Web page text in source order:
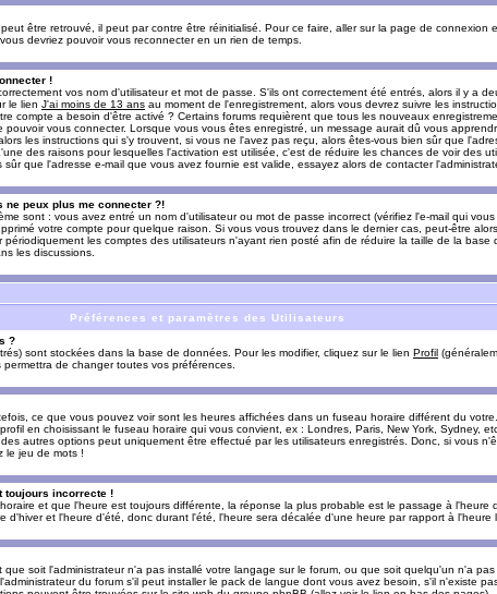
être retrouvé, il peut par contre être réinitialisé. Pour ce faire, aller sur la page de connexion
devriez pouvoir vous reconnecter en un rien de temps.
!
vos nom d'utilisateur et mot de passe. S'ils ont correctement été entrés, alors il y a
le lien J'ai moins de 13 ans au moment de l'enregistrement, alors vous devrez suivre les
compte a besoin d'être activé ? Certains forums requièrent que tous les nouveaux
pouvoir vous connecter. Lorsque vous vous êtes enregistré, un message aurait dû vous
les instructions qui s'y trouvent, si vous ne l'avez pas reçu, alors êtes-vous bien sûr que
des raisons pour lesquelles l'activation est utilisée, c'est de réduire les chances de voir des
que l'adresse e-mail que vous avez fournie est valide, essayez alors de contacter
peux plus me connecter ?!
sont : vous avez entré un nom d'utilisateur ou mot de passe incorrect (vérifiez l'e-mail qui
votre compte pour quelque raison. Si vous vous trouvez dans le dernier cas, peut-être
les comptes des utilisateurs n'ayant rien posté afin de réduire la taille de la base
les discussions.
Préférences et paramètres des Utilisateurs
?
sont stockées dans la base de données. Pour les modifier, cliquez sur le lien Profil
de changer toutes vos préférences.
ce que vous pouvez voir sont les heures affichées dans un fuseau horaire différent du
en choisissant le fuseau horaire qui vous convient, ex : Londres, Paris, New York, Sydney,
autres options peut uniquement être effectué par les utilisateurs enregistrés. Donc, si vous
le jeu de mots !
toujours incorrecte !
et que l'heure est toujours différente, la réponse la plus probable est le passage à l'heure
d'hiver et l'heure d'été, donc durant l'été, l'heure sera décalée d'une heure par rapport à l'heure
soit l'administrateur n'a pas installé votre langage sur le forum, ou que soit quelqu'un n'a
du forum s'il peut installer le pack de langue dont vous avez besoin, s'il n'existe